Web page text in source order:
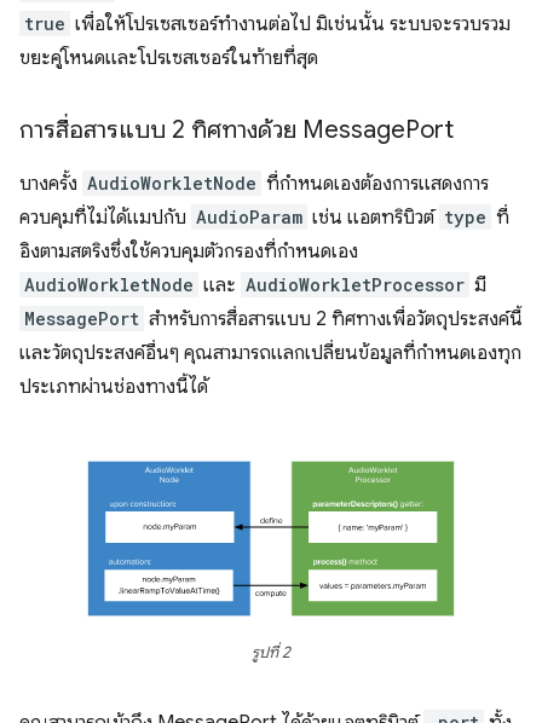
true เพื่อให้โปรเซสเซอร์ทำงานต่อไป มิเช่นนั้น ระบบจะรวบรวม
ขยะคู่โหนดและโปรเซสเซอร์ในท้ายที่สุด
การสื่อสารแบบ 2 ทิศทางด้วย MessagePort
บางครั้ง AudioWorkletNode ที่กําหนดเองต้องการแสดงการ
ควบคุมที่ไม่ได้แมปกับ AudioParam เช่น แอตทริบิวต์ type ที่
อิงตามสตริงซึ่งใช้ควบคุมตัวกรองที่กําหนดเอง
AudioWorkletNode และ AudioWorkletProcessor มี
MessagePort สำหรับการสื่อสารแบบ 2 ทิศทางเพื่อวัตถุประสงค์นี้
และวัตถุประสงค์อื่นๆ คุณสามารถแลกเปลี่ยนข้อมูลที่กำหนดเองทุก
ประเภทผ่านช่องทางนี้ได้
รูปที่ 2